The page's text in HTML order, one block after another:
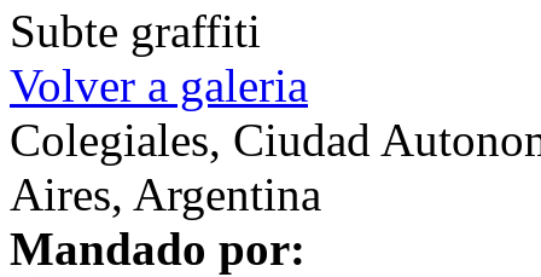
Subte graffiti
Volver a galeria
Colegiales, Ciudad
Aires, Argentina
Mandado por: